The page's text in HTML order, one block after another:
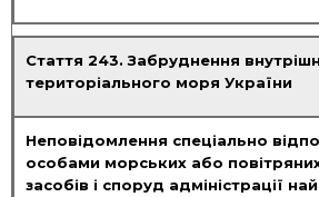
Стаття 243. Забруднення
територіального моря України
Неповідомлення спеціально
особами морських або
засобів і споруд адміністрації